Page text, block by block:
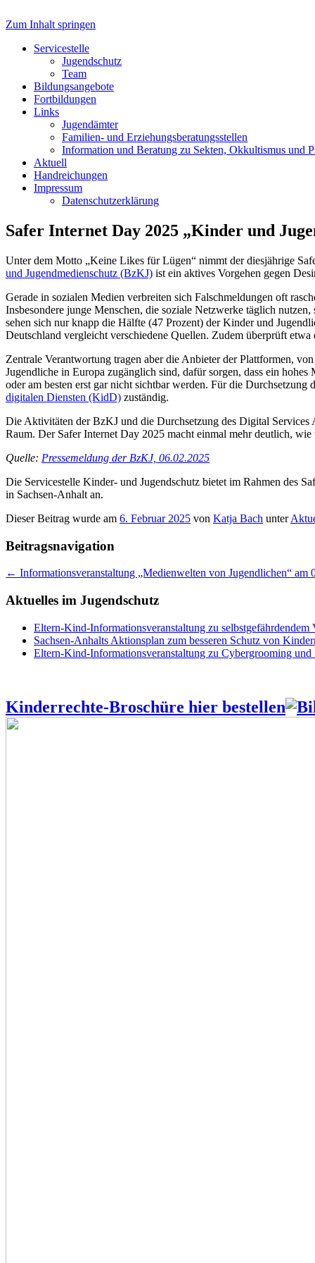
Servicestelle Kinder- und
Zum Inhalt springen
Servicestelle
Jugendschutz
Team
Bildungsangebote
Fortbildungen
Links
Jugendämter
Familien- und Erziehungsberatungsstellen
Information und Beratung zu Sekten, Okkultismus und
Aktuell
Handreichungen
Impressum
Datenschutzerklärung
Safer Internet Day 2025 „Kinder und
Unter dem Motto „Keine Likes für Lügen“ nimmt der diesjährige
und Jugendmedienschutz (BzKJ) ist ein aktives Vorgehen gegen
Gerade in sozialen Medien verbreiten sich Falschmeldungen oft
Insbesondere junge Menschen, die soziale Netzwerke täglich
sehen sich nur knapp die Hälfte (47 Prozent) der Kinder und
Deutschland vergleicht verschiedene Quellen. Zudem überprüft
Zentrale Verantwortung tragen aber die Anbieter der Plattformen,
Jugendliche in Europa zugänglich sind, dafür sorgen, dass ein
oder am besten erst gar nicht sichtbar werden. Für die
digitalen Diensten (KidD) zuständig.
Die Aktivitäten der BzKJ und die Durchsetzung des Digital
Raum. Der Safer Internet Day 2025 macht einmal mehr deutlich,
Quelle: Pressemeldung der BzKJ, 06.02.2025
Die Servicestelle Kinder- und Jugendschutz bietet im Rahmen des
in Sachsen-Anhalt an.
Dieser Beitrag wurde am 6. Februar 2025 von Katja Bach unter
Beitragsnavigation
← Informationsveranstaltung „Medienwelten von Jugendlichen“ am
Aktuelles im Jugendschutz
Eltern-Kind-Informationsveranstaltung zu selbstgefährdendem
Sachsen-Anhalts Aktionsplan zum besseren Schutz von
Eltern-Kind-Informationsveranstaltung zu Cybergrooming und
Kinderrechte-Broschüre hier bestellen